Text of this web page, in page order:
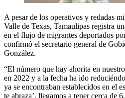
A pesar de los operativos y redadas
Valle de Texas, Tamaulipas registra
en el flujo de migrantes deportados
confirmó el secretario general de
González.
“El número que hay ahorita en
en 2022 y a la fecha ha ido
ya se encontraban establecidos en el
te abraza’, llegamos a tener cerca de